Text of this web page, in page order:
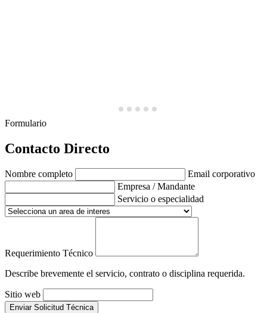
Formulario
Contacto Directo
Nombre completo
Email corporativo
Empresa / Mandante
Servicio o especialidad
Requerimiento Técnico
Describe brevemente el servicio, contrato o disciplina requerida.
Sitio web
Enviar Solicitud Técnica